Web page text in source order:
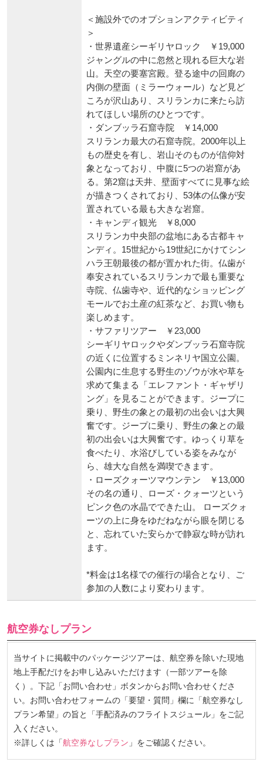
＜施設外でのオプションアクティビティ
＞
・世界遺産シーギリヤロック ￥19,000
ジャングルの中に忽然と現れる巨大な岩
山。天空の要塞宮殿。登る途中の回廊の
内側の壁面（ミラーウォール）など見ど
ころが沢山あり、スリランカに来たら訪
れてほしい場所のひとつです。
・ダンブッラ石窟寺院 ￥14,000
スリランカ最大の石窟寺院。2000年以上
もの歴史を有し、岩山そのものが信仰対
象となっており、中腹に5つの岩窟があ
る。第2窟は天井、壁面すべてに見事な絵
が描きつくされており、53体の仏像が安
置されている最も大きな岩窟。
・キャンディ観光 ￥8,000
スリランカ中央部の盆地にある古都キャ
ンディ。15世紀から19世紀にかけてシン
ハラ王朝最後の都が置かれた街。仏歯が
奉安されているスリランカで最も重要な
寺院、仏歯寺や、近代的なショッピング
モールでお土産の紅茶など、お買い物も
楽しめます。
・サファリツアー ￥23,000
シーギリヤロックやダンブッラ石窟寺院
の近くに位置するミンネリヤ国立公園。
公園内に生息する野生のゾウが水や草を
求めて集まる「エレファント・ギャザリ
ング」を見ることができます。ジープに
乗り、野生の象との最初の出会いは大興
奮です。ジープに乗り、野生の象との最
初の出会いは大興奮です。ゆっくり草を
食べたり、水浴びしている姿をみなが
ら、雄大な自然を満喫できます。
・ローズクォーツマウンテン ￥13,000
その名の通り、ローズ・クォーツという
ピンク色の水晶でできた山。 ローズクォ
ーツの上に身をゆだねながら眼を閉じる
と、忘れていた安らかで静寂な時が訪れ
ます。
*料金は1名様での催行の場合となり、ご
参加の人数により変わります。
航空券なしプラン
当サイトに掲載中のパッケージツアーは、航空券を除いた現地
地上手配だけをお申し込みいただけます（一部ツアーを除
く）。下記「お問い合わせ」ボタンからお問い合わせくださ
い。お問い合わせフォームの「要望・質問」欄に「航空券なし
プラン希望」の旨と「手配済みのフライトスジュール」をご記
入ください。
※詳しくは「 航空券なしプラン 」をご確認ください。